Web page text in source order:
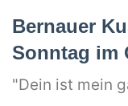
Bernauer
Sonntag im
"Dein ist mein